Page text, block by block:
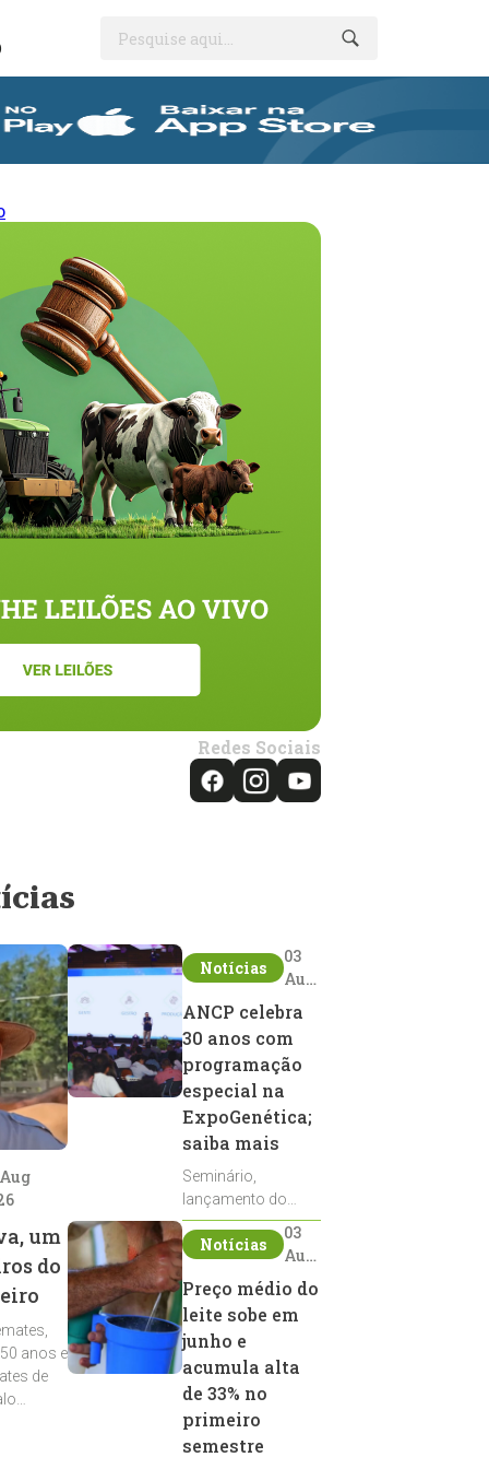
Pesquise aqui...
Redes Sociais
um
do
anos e
de
Notícias
03
Aug
ANCP celebra
30 anos com
programação
especial na
ExpoGenética;
saiba mais
Seminário,
lançamento do
Sumário de Touros,
debates, podcast,
reprodutores e
homenagens
integram a
programação da
entidade durante a
ExpoGenética 2026
Notícias
03
Aug
2026
Preço médio do
leite sobe em
junho e
acumula alta
de 33% no
primeiro
semestre